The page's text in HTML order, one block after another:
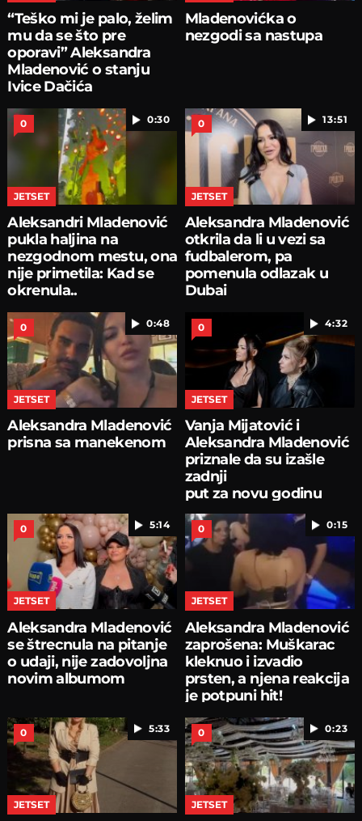
“Teško mi je palo, želim
mu da se što pre
oporavi” Aleksandra
Mladenović o stanju
Ivice Dačića
Mladenovićka o
nezgodi sa nastupa
0:30
0
JETSET
Aleksandri Mladenović
pukla haljina na
nezgodnom mestu, ona
nije primetila: Kad se
okrenula..
13:51
0
JETSET
Aleksandra Mladenović
otkrila da li u vezi sa
fudbalerom, pa
pomenula odlazak u
Dubai
0:48
0
JETSET
Aleksandra Mladenović
prisna sa manekenom
4:32
0
JETSET
Vanja Mijatović i
Aleksandra Mladenović
priznale da su izašle
zadnji
put za novu godinu
5:14
0
JETSET
Aleksandra Mladenović
se štrecnula na pitanje
o udaji, nije zadovoljna
novim albumom
0:15
0
JETSET
Aleksandra Mladenović
zaprošena: Muškarac
kleknuo i izvadio
prsten, a njena reakcija
je potpuni hit!
5:33
0
JETSET
0:23
0
JETSET